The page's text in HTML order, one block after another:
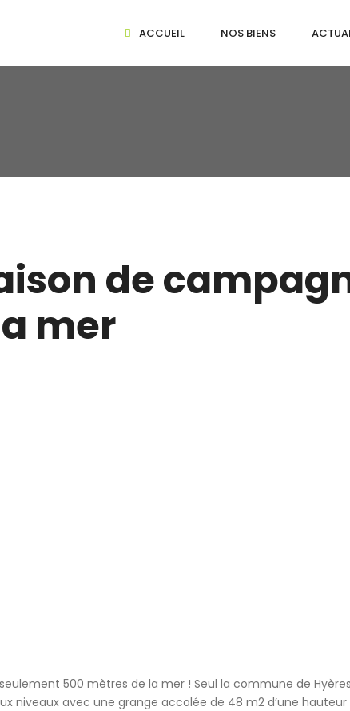
ACCUEIL NOS BIENS
de
mer
500 mètres de la mer ! Seul la commune de
niveaux avec une grange accolée de 48 m2 d’une